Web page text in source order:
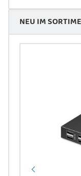
NEU IM